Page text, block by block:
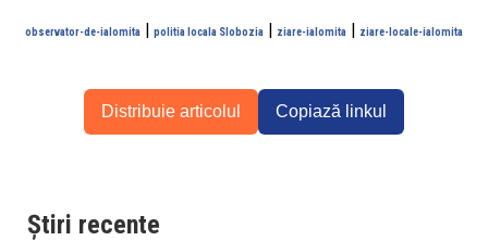
observator-de-ialomita | politia locala Slobozia | ziare-ialomita | ziare-locale-ialomita
Distribuie articolul Copiază linkul
Știri recente